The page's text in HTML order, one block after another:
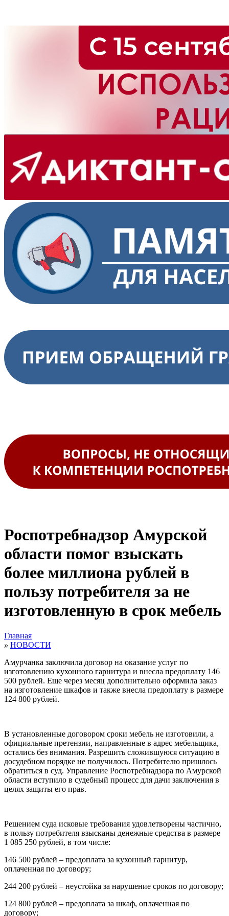
Роспотребнадзор Амурской
области помог взыскать
более миллиона рублей в
пользу потребителя за не
изготовленную в срок мебель
Главная
» НОВОСТИ
Амурчанка заключила договор на оказание услуг по
изготовлению кухонного гарнитура и внесла предоплату 146
500 рублей. Еще через месяц дополнительно оформила заказ
на изготовление шкафов и также внесла предоплату в размере
124 800 рублей.
В установленные договором сроки мебель не изготовили, а
официальные претензии, направленные в адрес мебельщика,
остались без внимания. Разрешить сложившуюся ситуацию в
досудебном порядке не получилось. Потребителю пришлось
обратиться в суд. Управление Роспотребнадзора по Амурской
области вступило в судебный процесс для дачи заключения в
целях защиты его прав.
Решением суда исковые требования удовлетворены частично,
в пользу потребителя взысканы денежные средства в размере
1 085 250 рублей, в том числе:
146 500 рублей – предоплата за кухонный гарнитур,
оплаченная по договору;
244 200 рублей – неустойка за нарушение сроков по договору;
124 800 рублей – предоплата за шкаф, оплаченная по
договору;